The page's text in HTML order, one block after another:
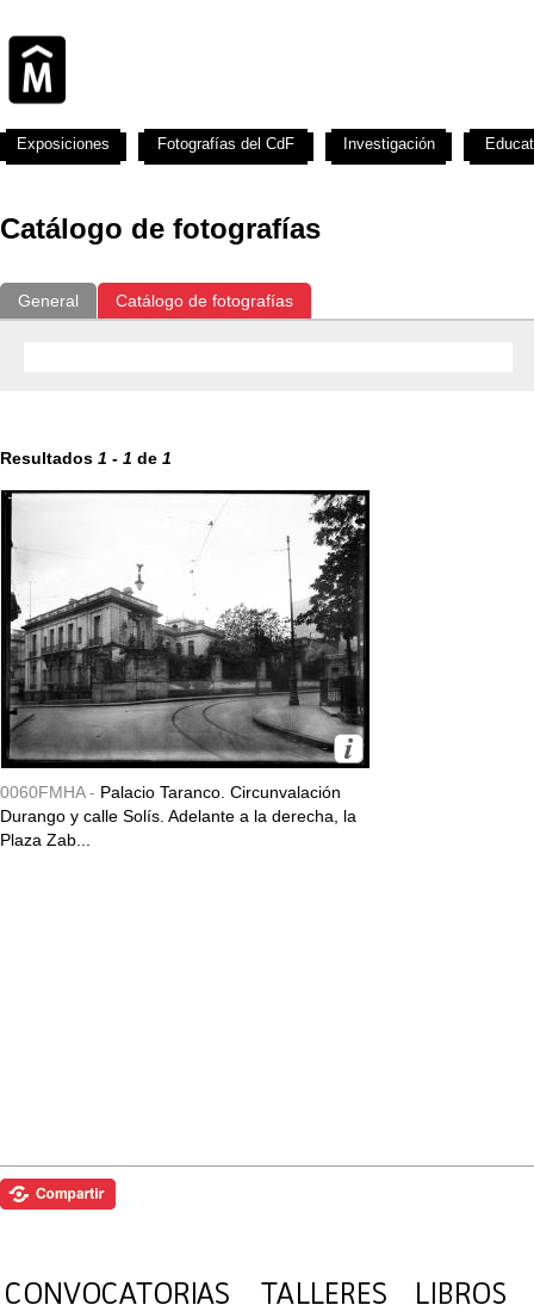
Catálogo de fotografías
General Catálogo de fotografías
Resultados 1 - 1 de 1
0060FMHA - Palacio Taranco. Circunvalación
Durango y calle Solís. Adelante a la derecha, la
Plaza Zab...
Exposiciones Fotografías del CdF Investigación